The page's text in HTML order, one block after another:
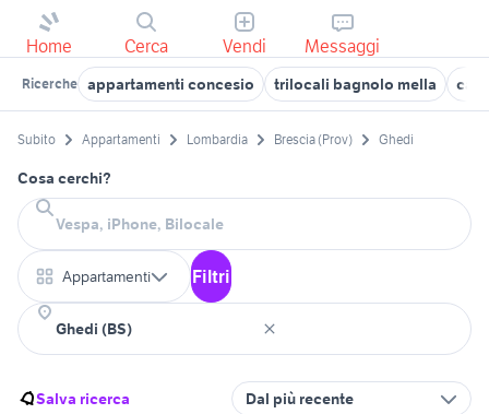
Home Cerca Vendi Messaggi
Ricerche appartamenti concesio trilocali bagnolo mella
Subito Appartamenti Lombardia Brescia (Prov) Ghedi
Cosa cerchi?
Appartamenti Filtri
Salva ricerca Dal più recente